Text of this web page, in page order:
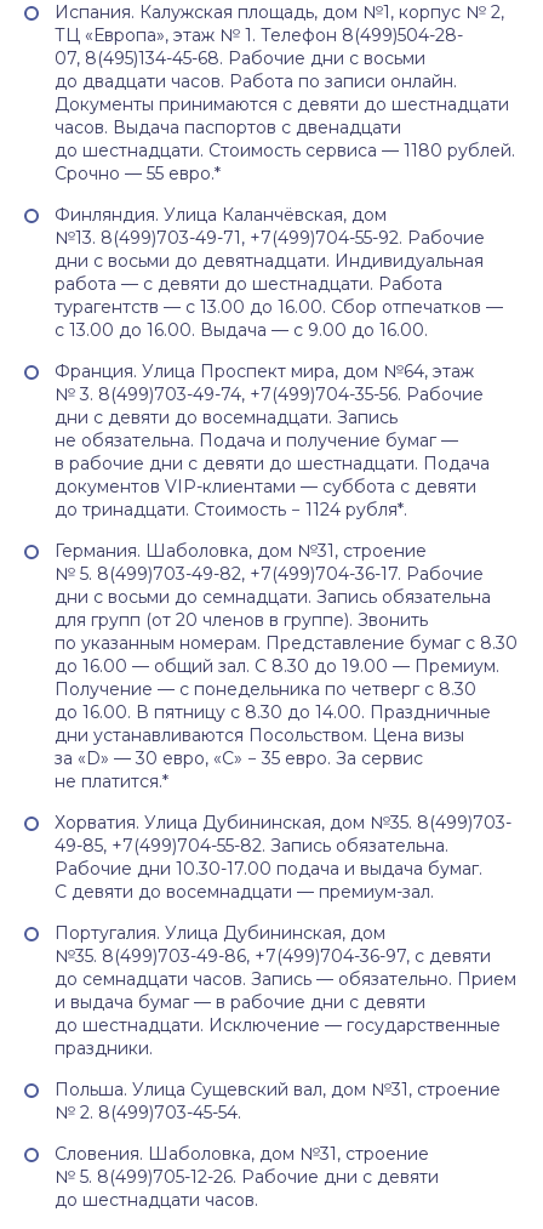
Испания. Калужская площадь, дом №1, корпус № 2,
ТЦ «Европа», этаж № 1. Телефон 8(499)504-28-
07, 8(495)134-45-68. Рабочие дни с восьми
до двадцати часов. Работа по записи онлайн.
Документы принимаются с девяти до шестнадцати
часов. Выдача паспортов с двенадцати
до шестнадцати. Стоимость сервиса — 1180 рублей.
Срочно — 55 евро.*
Финляндия. Улица Каланчёвская, дом
№13. 8(499)703-49-71, +7(499)704-55-92. Рабочие
дни с восьми до девятнадцати. Индивидуальная
работа — с девяти до шестнадцати. Работа
турагентств — с 13.00 до 16.00. Сбор отпечатков —
с 13.00 до 16.00. Выдача — с 9.00 до 16.00.
Франция. Улица Проспект мира, дом №64, этаж
№ 3. 8(499)703-49-74, +7(499)704-35-56. Рабочие
дни с девяти до восемнадцати. Запись
не обязательна. Подача и получение бумаг —
в рабочие дни с девяти до шестнадцати. Подача
документов VIP-клиентами — суббота с девяти
до тринадцати. Стоимость − 1124 рубля*.
Германия. Шаболовка, дом №31, строение
№ 5. 8(499)703-49-82, +7(499)704-36-17. Рабочие
дни с восьми до семнадцати. Запись обязательна
для групп (от 20 членов в группе). Звонить
по указанным номерам. Представление бумаг с 8.30
до 16.00 — общий зал. С 8.30 до 19.00 — Премиум.
Получение — с понедельника по четверг с 8.30
до 16.00. В пятницу с 8.30 до 14.00. Праздничные
дни устанавливаются Посольством. Цена визы
за «D» — 30 евро, «C» − 35 евро. За сервис
не платится.*
Хорватия. Улица Дубининская, дом №35. 8(499)703-
49-85, +7(499)704-55-82. Запись обязательна.
Рабочие дни 10.30-17.00 подача и выдача бумаг.
С девяти до восемнадцати — премиум-зал.
Португалия. Улица Дубининская, дом
№35. 8(499)703-49-86, +7(499)704-36-97, c девяти
до семнадцати часов. Запись — обязательно. Прием
и выдача бумаг — в рабочие дни с девяти
до шестнадцати. Исключение — государственные
праздники.
Польша. Улица Сущевский вал, дом №31, строение
№ 2. 8(499)703-45-54.
Словения. Шаболовка, дом №31, строение
№ 5. 8(499)705-12-26. Рабочие дни с девяти
до шестнадцати часов.